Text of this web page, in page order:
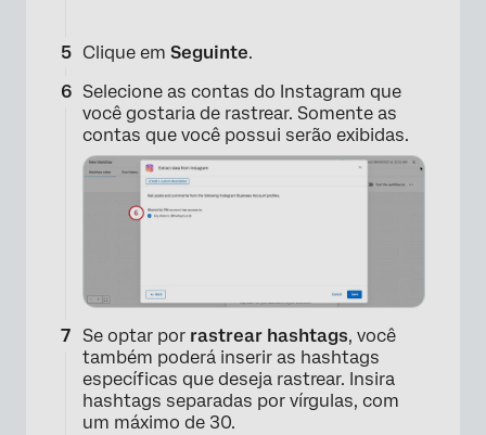
Clique em Seguinte.
Selecione as contas do Instagram que
você gostaria de rastrear. Somente as
contas que você possui serão exibidas.
Se optar por rastrear hashtags, você
também poderá inserir as hashtags
específicas que deseja rastrear. Insira
hashtags separadas por vírgulas, com
um máximo de 30.